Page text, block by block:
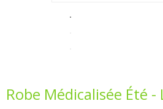
Robe Médicalisée Été -